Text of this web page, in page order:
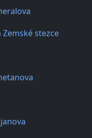
Zemské stezce